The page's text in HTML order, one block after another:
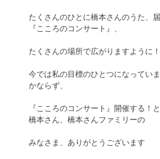
たくさんのひとに橋本さんのうた、
『こころのコンサート』、
たくさんの場所で広がりますように！
今では私の目標のひとつになってい
かならず、
『こころのコンサート』開催する！と
橋本さん、橋本さんファミリーの
みなさま、ありがとうございます